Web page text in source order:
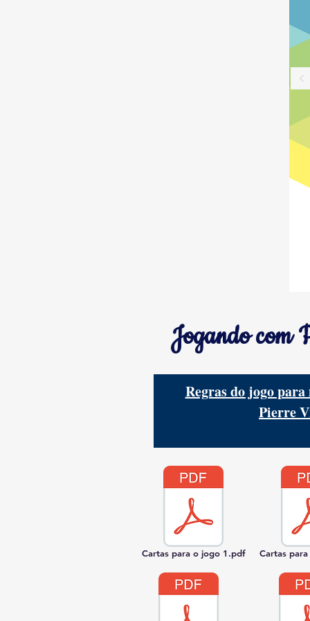
Jogando com
Regras do jogo
Pierre
Cartas para o jogo 1.pdf Cartas